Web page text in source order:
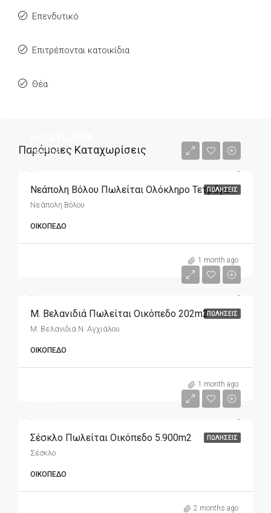
Επενδυτικό
Επιτρέπονται κατοικίδια
Θέα
Παρόμοιες Καταχωρίσεις
ΠΩΛΉΣΕΙΣ
240€/m2
Νεάπολη Βόλου Πωλείται Ολόκληρο Τετράγωνο Που Αποτελείται Από Επτά Οικόπεδα
Νεάπολη Βόλου
ΟΙΚΌΠΕΔΟ
1 month ago
ΠΩΛΉΣΕΙΣ
Μ. Βελανιδιά Πωλείται Οικόπεδο 202m2
Μ. Βελανιδιά Ν. Αγχιάλου
ΟΙΚΌΠΕΔΟ
1 month ago
ΠΩΛΉΣΕΙΣ
Σέσκλο Πωλείται Οικόπεδο 5.900m2
Σέσκλο
ΟΙΚΌΠΕΔΟ
2 months ago